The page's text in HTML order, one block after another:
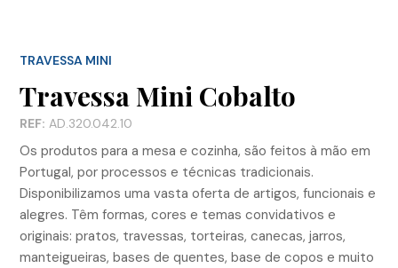
TRAVESSA MINI
Travessa Mini Cobalto
REF: AD.320.042.10
Os produtos para a mesa e cozinha, são feitos à mão em
Portugal, por processos e técnicas tradicionais.
Disponibilizamos uma vasta oferta de artigos, funcionais e
alegres. Têm formas, cores e temas convidativos e
originais: pratos, travessas, torteiras, canecas, jarros,
manteigueiras, bases de quentes, base de copos e muito